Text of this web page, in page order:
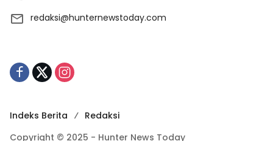
redaksi@hunternewstoday.com
Indeks Berita
Redaksi
Copyright © 2025 - Hunter News Today